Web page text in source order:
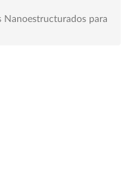
Nanoestructurados para